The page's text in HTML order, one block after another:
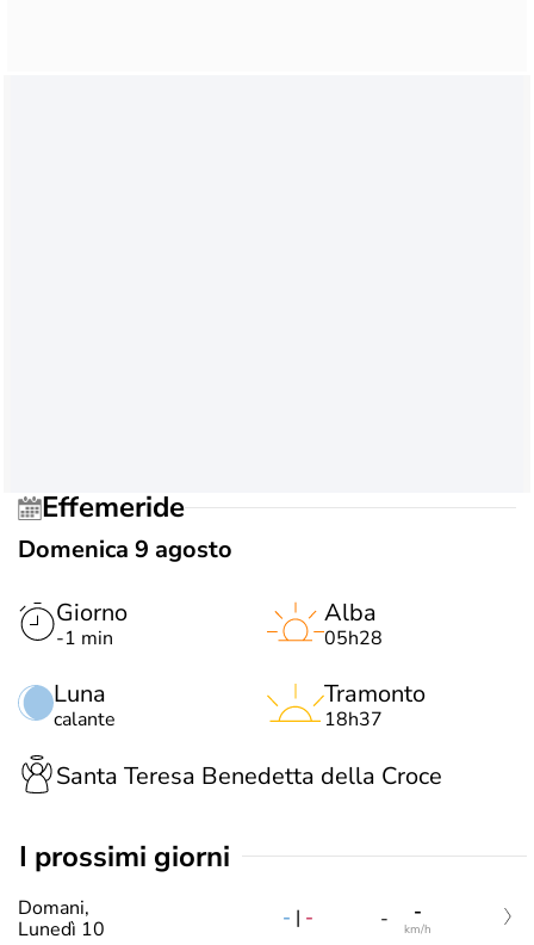
Effemeride
Domenica 9 agosto
Giorno
-1 min
Luna
calante
Alba
05h28
Tramonto
18h37
Santa Teresa Benedetta della Croce
i prossimi giorni
Domani,
Lunedì 10
- | - - -
km/h